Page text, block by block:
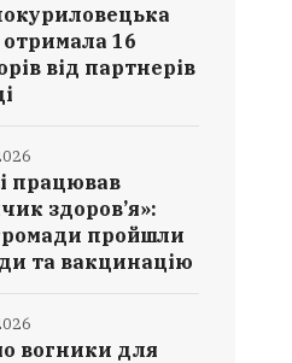
16
від партнерів
працював
здоров’я»:
пройшли
та вакцинацію
вогники для